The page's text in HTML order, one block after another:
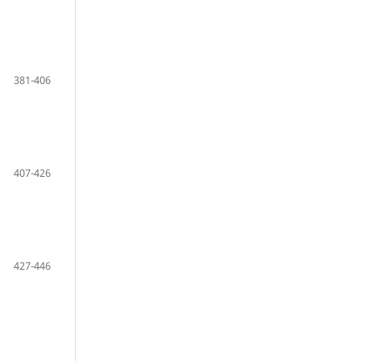
381-406
407-426
427-446